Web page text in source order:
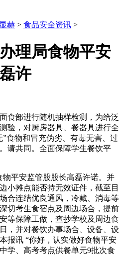
赫 > 食品安全资讯 >
理局食物平安
许
部进行随机抽样检测，为给泛
验，对厨房器具、餐器具进行全
食物和冒充伪劣、有毒无害、过
请共同。全面保障学生餐饮平
平安监管股股长高磊许诺。并
小摊点能否持无效证件，截至目
合连结优良通风，冷藏、消毒等
切考生食宿点及周边场合，提前
等保障工做，查抄学校及周边食
，并对餐饮办事场合、设备、设
报讯 “你好，认实做好食物平安
学、高考考点供餐单元9批次食